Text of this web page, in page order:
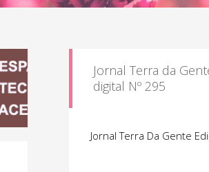
Jornal Terra da
digital Nº 295
Jornal Terra Da Gente